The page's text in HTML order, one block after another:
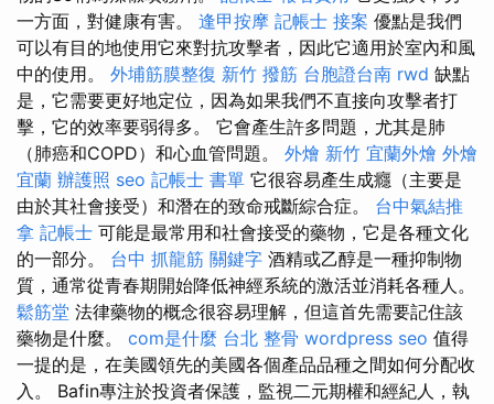
一方面，對健康有害。 逢甲按摩 記帳士 接案 優點是我們
可以有目的地使用它來對抗攻擊者，因此它適用於室內和風
中的使用。 外埔筋膜整復 新竹 撥筋 台胞證台南 rwd 缺點
是，它需要更好地定位，因為如果我們不直接向攻擊者打
擊，它的效率要弱得多。 它會產生許多問題，尤其是肺
（肺癌和COPD）和心血管問題。 外燴 新竹 宜蘭外燴 外燴
宜蘭 辦護照 seo 記帳士 書單 它很容易產生成癮（主要是
由於其社會接受）和潛在的致命戒斷綜合症。 台中氣結推
拿 記帳士 可能是最常用和社會接受的藥物，它是各種文化
的一部分。 台中 抓龍筋 關鍵字 酒精或乙醇是一種抑制物
質，通常從青春期開始降低神經系統的激活並消耗各種人。
鬆筋堂 法律藥物的概念很容易理解，但這首先需要記住該
藥物是什麼。 com是什麼 台北 整骨 wordpress seo 值得
一提的是，在美國領先的美國各個產品品種之間如何分配收
入。 Bafin專注於投資者保護，監視二元期權和經紀人，執